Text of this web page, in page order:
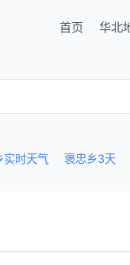
首页 华北
实时天气 褒忠乡3天